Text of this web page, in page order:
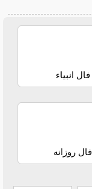
فال انبیاء
فال روزانه